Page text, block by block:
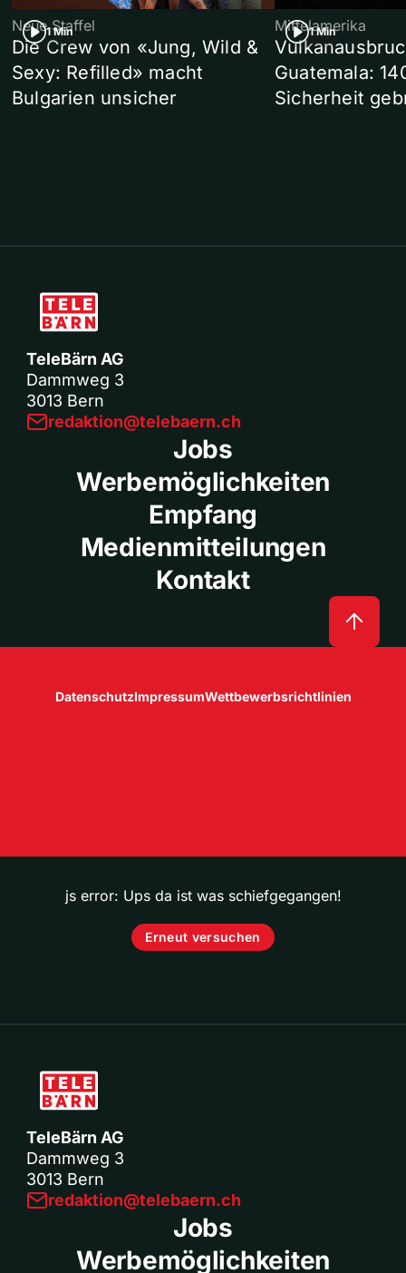
1 Min
Neue Staffel
Die Crew von «Jung, Wild &
Sexy: Refilled» macht
Bulgarien unsicher
1 Min
Mittelamerika
Guatemala:
Sicherheit
TeleBärn AG
Dammweg 3
3013 Bern
redaktion@telebaern.ch
Jobs
Werbemöglichkeiten
Empfang
Medienmitteilungen
Kontakt
DatenschutzImpressumWettbewerbsrichtlinien
js error: Ups da ist was schiefgegangen!
Erneut versuchen
TeleBärn AG
Dammweg 3
3013 Bern
redaktion@telebaern.ch
Jobs
Werbemöglichkeiten